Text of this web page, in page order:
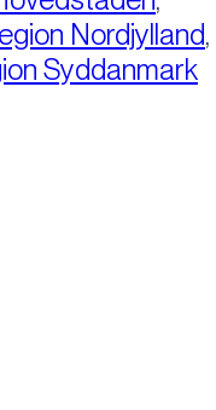
Nordjylland,
Syddanmark